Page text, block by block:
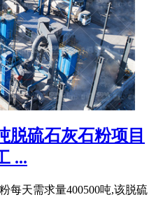
脱硫石灰石粉项目
...
每天需求量400500吨,该脱硫